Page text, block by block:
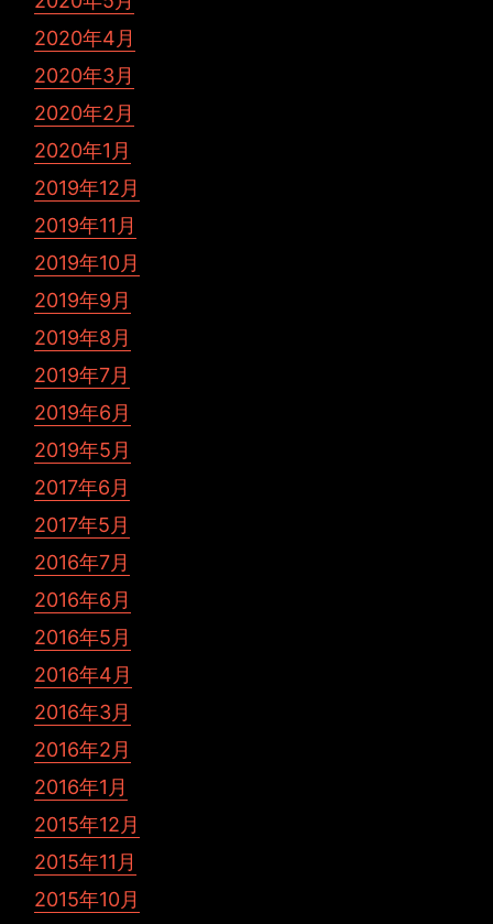
2020年4月
2020年3月
2020年2月
2020年1月
2019年12月
2019年11月
2019年10月
2019年9月
2019年8月
2019年7月
2019年6月
2019年5月
2017年6月
2017年5月
2016年7月
2016年6月
2016年5月
2016年4月
2016年3月
2016年2月
2016年1月
2015年12月
2015年11月
2015年10月